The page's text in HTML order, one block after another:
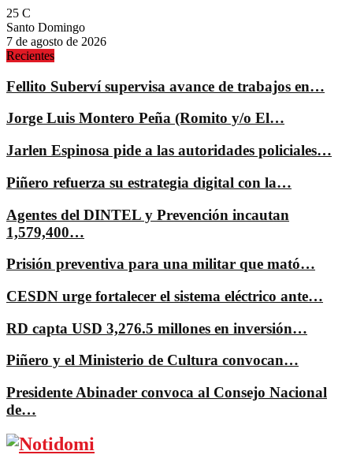
25 C
Santo Domingo
7 de agosto de 2026
Recientes
Fellito Suberví supervisa avance de trabajos en…
Jorge Luis Montero Peña (Romito y/o El…
Jarlen Espinosa pide a las autoridades policiales…
Piñero refuerza su estrategia digital con la…
Agentes del DINTEL y Prevención incautan
1,579,400…
Prisión preventiva para una militar que mató…
CESDN urge fortalecer el sistema eléctrico ante…
RD capta USD 3,276.5 millones en inversión…
Piñero y el Ministerio de Cultura convocan…
Presidente Abinader convoca al Consejo Nacional
de…
Facebook
Twitter
Instagram
Pinterest
Youtube